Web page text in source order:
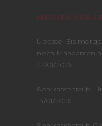
Update: Bis
noch Mandanten
22/01/2026
Sparkassenraub -
14/01/2026